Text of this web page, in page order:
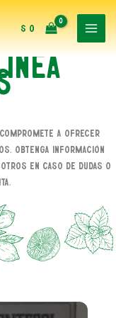
$0
a ofrecer
Obtenga información
en caso de dudas o